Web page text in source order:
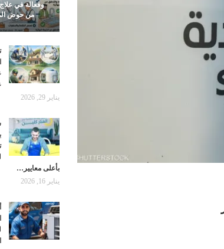
وفعالة في
من حوض
يناير 29, 2026
بأعلى معايير…
يناير 16, 2026